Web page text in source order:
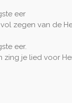
eer
zegen van de
eer.
zing je lied voor